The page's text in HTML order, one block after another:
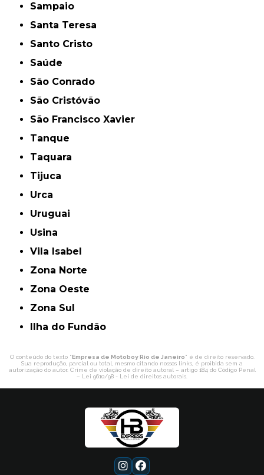
Sampaio
Santa Teresa
Santo Cristo
Saúde
São Conrado
São Cristóvão
São Francisco Xavier
Tanque
Taquara
Tijuca
Urca
Uruguai
Usina
Vila Isabel
Zona Norte
Zona Oeste
Zona Sul
ilha do Fundão
O conteúdo do texto " Empresa de Motoboy Rio de Janeiro" é de direito reservado.
Sua reprodução, parcial ou total, mesmo citando nossos links, é proibida sem a
autorização do autor. Crime de violação de direito autoral – artigo 184 do Código Penal
– Lei 9610/98 - Lei de direitos autorais.